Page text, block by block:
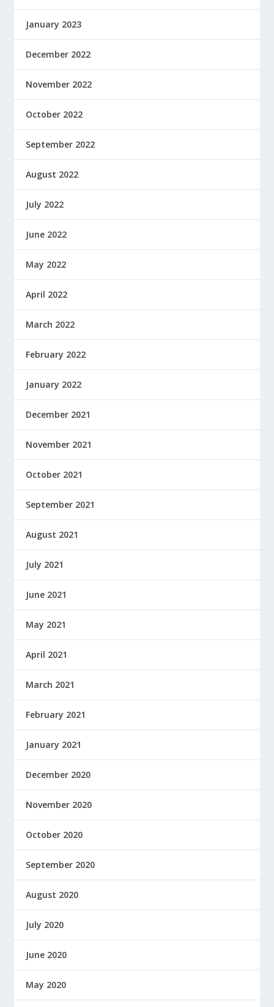
January 2023
December 2022
November 2022
October 2022
September 2022
August 2022
July 2022
June 2022
May 2022
April 2022
March 2022
February 2022
January 2022
December 2021
November 2021
October 2021
September 2021
August 2021
July 2021
June 2021
May 2021
April 2021
March 2021
February 2021
January 2021
December 2020
November 2020
October 2020
September 2020
August 2020
July 2020
June 2020
May 2020